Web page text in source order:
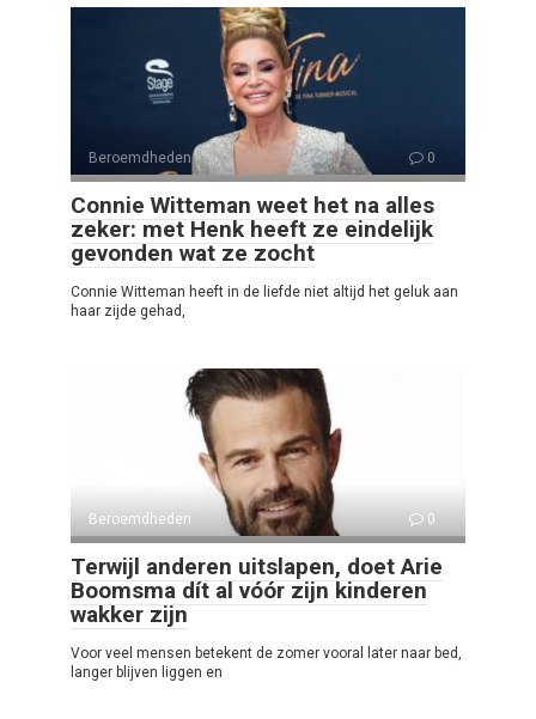
Beroemdheden 0
Connie Witteman weet het na alles
zeker: met Henk heeft ze eindelijk
gevonden wat ze zocht
Connie Witteman heeft in de liefde niet altijd het geluk aan
haar zijde gehad,
Beroemdheden 0
Terwijl anderen uitslapen, doet Arie
Boomsma dít al vóór zijn kinderen
wakker zijn
Voor veel mensen betekent de zomer vooral later naar bed,
langer blijven liggen en